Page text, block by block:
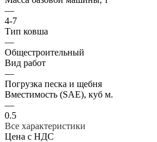
—
4-7
Тип ковша
—
Общестроительный
Вид работ
—
Погрузка песка и щебня
Вместимость (SAE), куб м.
—
0.5
Все характеристики
Цена с НДС